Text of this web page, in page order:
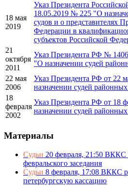
18 мая
2019
Указ Президента
18.05.2019 № 225 "О
судов и о представителях
Федерации в
субъектов Российской
21
октября
2011
Указ Президента РФ № 1406
"О назначении судей
22 мая
2006
Указ Президента РФ от 22
назначении судей
18
февраля
2002
Указ Президента РФ от 18
назначении судей
Материалы
Судьи 20 февраля, 21:50 ВККС
февральского заседания
Судьи 8 февраля, 17:08 ВККС
петербургскую кассацию